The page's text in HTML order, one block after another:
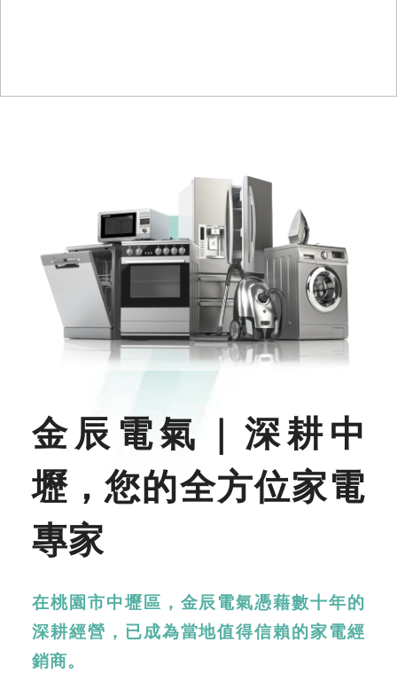
金辰電氣｜深耕中
壢，您的全方位家電
專家
在桃園市中壢區，金辰電氣憑藉數十年的
深耕經營，已成為當地值得信賴的家電經
銷商。